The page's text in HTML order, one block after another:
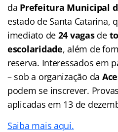
da Prefeitura Municipal
estado de Santa Catarina,
imediato de 24 vagasde
escolaridade, além de
reserva. Interessados em
– sob a organização da
podem se inscrever.
aplicadas em 13 de
Saiba mais aqui.